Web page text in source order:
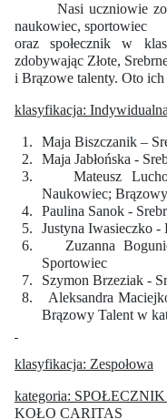
Nasi uczniowie
naukowiec, sportowiec
oraz społecznik w
zdobywając Złote,
i Brązowe talenty. Oto
klasyfikacja:
1.
Maja Biszczanik –
2.
Maja Jabłońska -
3.
Mateusz
Naukowiec;
4.
Paulina Sanok -
5.
Justyna Iwasieczko
6.
Zuzanna
Sportowiec
7.
Szymon Brzeziak -
8.
Aleksandra
Brązowy Talent w
klasyfikacja: Zespołowa
kategoria:
KOŁO CARITAS